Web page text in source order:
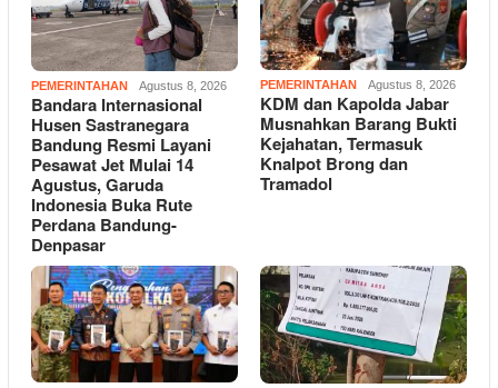
PEMERINTAHAN Agustus 8, 2026
Bandara Internasional
Husen Sastranegara
Bandung Resmi Layani
Pesawat Jet Mulai 14
Agustus, Garuda
Indonesia Buka Rute
Perdana Bandung-
Denpasar
PEMERINTAHAN Agustus 8, 2026
KDM dan Kapolda Jabar
Musnahkan Barang Bukti
Kejahatan, Termasuk
Knalpot Brong dan
Tramadol